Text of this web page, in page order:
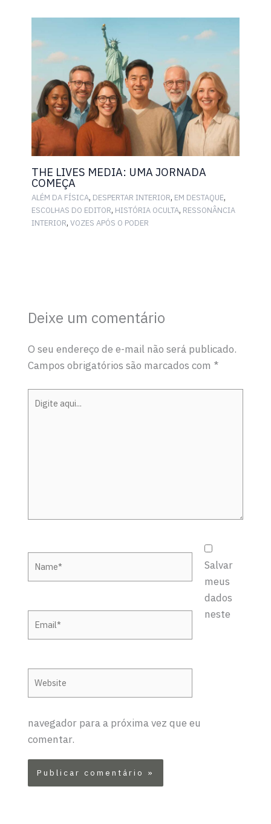
THE LIVES MEDIA: UMA JORNADA
COMEÇA
ALÉM DA FÍSICA, DESPERTAR INTERIOR, EM DESTAQUE,
ESCOLHAS DO EDITOR, HISTÓRIA OCULTA, RESSONÂNCIA
INTERIOR, VOZES APÓS O PODER
Deixe um comentário
O seu endereço de e-mail não será publicado.
Campos obrigatórios são marcados com *
aqui...
Name*
Salvar
meus
dados
neste
navegador para a próxima vez que eu
comentar.